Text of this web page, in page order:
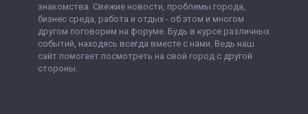
знакомства. Свежие новости, проблемы города,
бизнес среда, работа и отдых - об этом и многом
другом поговорим на форуме. Будь в курсе различных
событий, находясь всегда вместе с нами. Ведь наш
сайт помогает посмотреть на свой город с другой
стороны.